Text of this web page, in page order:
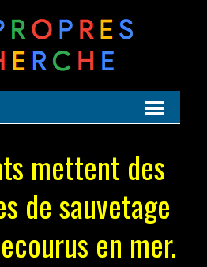
mettent des
de sauvetage
en mer.